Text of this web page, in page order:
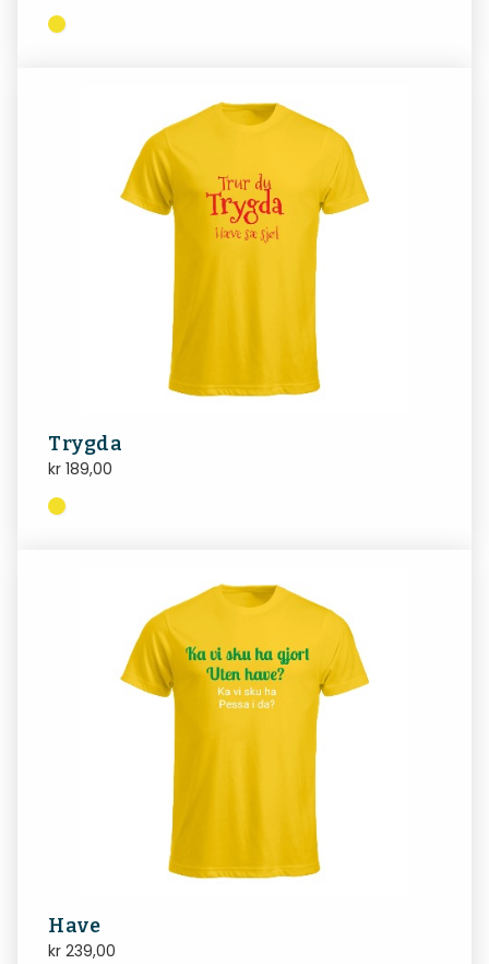
Trygda
kr 189,00
Have
kr 239,00